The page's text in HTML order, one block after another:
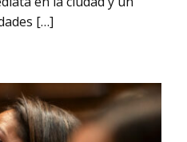
[…]